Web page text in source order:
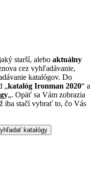
starší, alebo aktuálny
cez vyhľadávanie,
katalógov. Do
„katalóg Ironman 2020“ a
„. Opäť sa Vám zobrazia
iba stačí vybrať to, čo Vás